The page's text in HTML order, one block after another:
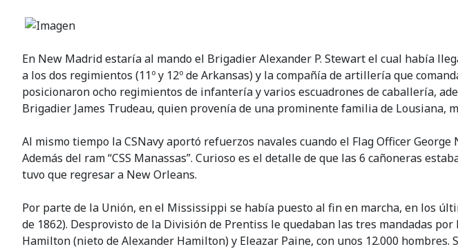
En New Madrid estaría al mando el Brigadier Alexander P. Stewart el cual había
a los dos regimientos (11º y 12º de Arkansas) y la compañía de artillería que
posicionaron ocho regimientos de infantería y varios escuadrones de caballería,
Brigadier James Trudeau, quien provenía de una prominente familia de Lousiana,
Al mismo tiempo la CSNavy aportó refuerzos navales cuando el Flag Officer
Además del ram “CSS Manassas”. Curioso es el detalle de que las 6 cañoneras
tuvo que regresar a New Orleans.
Por parte de la Unión, en el Mississippi se había puesto al fin en marcha, en los
de 1862). Desprovisto de la División de Prentiss le quedaban las tres mandadas
Hamilton (nieto de Alexander Hamilton) y Eleazar Paine, con unos 12.000